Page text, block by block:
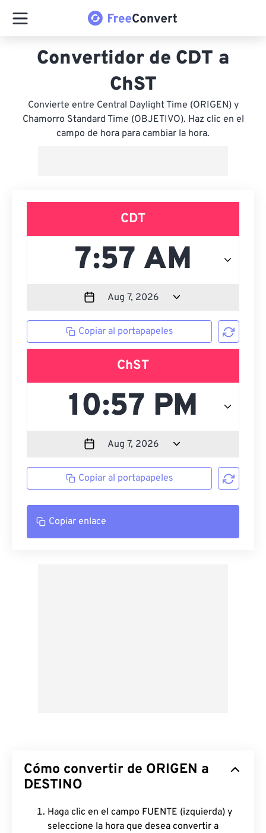
Convertidor de CDT a
ChST
Convierte entre Central Daylight Time (ORIGEN) y
Chamorro Standard Time (OBJETIVO). Haz clic en el
campo de hora para cambiar la hora.
CDT
Copiar al portapapeles
ChST
Copiar al portapapeles
Copiar enlace
Cómo convertir de ORIGEN a
DESTINO
Haga clic en el campo FUENTE (izquierda) y
seleccione la hora que desea convertir a